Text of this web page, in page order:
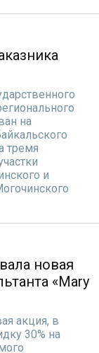
на
тремя
и
новая
«Mary
акция, в
30% на